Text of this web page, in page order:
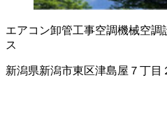
エアコン卸管工事空調機械空調
ス
新潟県新潟市東区津島屋７丁目